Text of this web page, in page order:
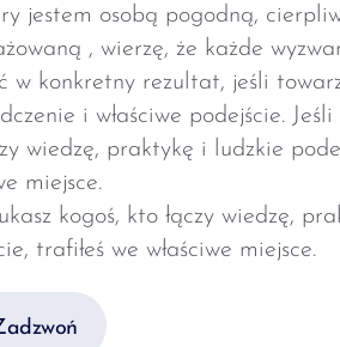
jestem osobą pogodną,
, wierzę, że każde
w konkretny rezultat, jeśli
i właściwe podejście. Jeśli
wiedzę, praktykę i ludzkie
miejsce.
kogoś, kto łączy wiedzę,
trafiłeś we właściwe miejsce.